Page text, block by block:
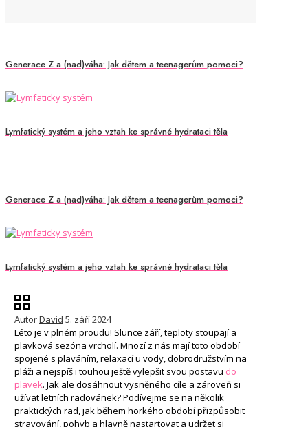
Generace Z a (nad)váha: Jak dětem a teenagerům pomoci?
Lymfatický systém a jeho vztah ke správné hydrataci těla
Generace Z a (nad)váha: Jak dětem a teenagerům pomoci?
Lymfatický systém a jeho vztah ke správné hydrataci těla
AutorDavid 5. září 2024
Léto je v plném proudu! Slunce září, teploty stoupají a
plavková sezóna vrcholí. Mnozí z nás mají toto období
spojené s plaváním, relaxací u vody, dobrodružstvím na
pláži a nejspíš i touhou ještě vylepšit svou postavu do
plavek. Jak ale dosáhnout vysněného cíle a zároveň si
užívat letních radovánek? Podívejme se na několik
praktických rad, jak během horkého období přizpůsobit
stravování, pohyb a hlavně nastartovat a udržet si